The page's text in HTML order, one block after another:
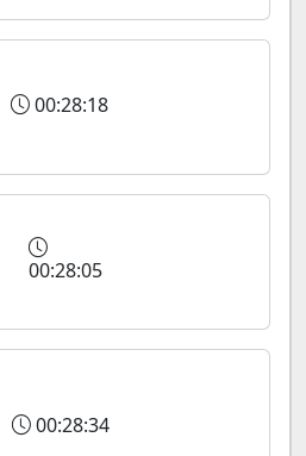
00:28:18
00:28:05
00:28:34